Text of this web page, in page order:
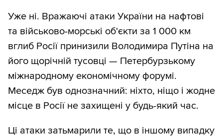
Уже ні. Вражаючі атаки України на нафтові
та військово-морські об'єкти за 1 000 км
вглиб Росії принизили Володимира Путіна на
його щорічній тусовці — Петербурзькому
міжнародному економічному форумі.
Меседж був однозначний: ніхто, ніщо і жодне
місце в Росії не захищені у будь-який час.
Ці атаки затьмарили те, що в іншому випадку